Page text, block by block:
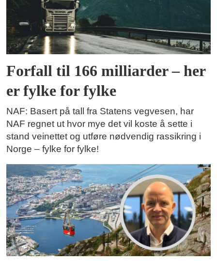
Forfall til 166 milliarder – her
er fylke for fylke
NAF: Basert på tall fra Statens vegvesen, har
NAF regnet ut hvor mye det vil koste å sette i
stand veinettet og utføre nødvendig rassikring i
Norge – fylke for fylke!